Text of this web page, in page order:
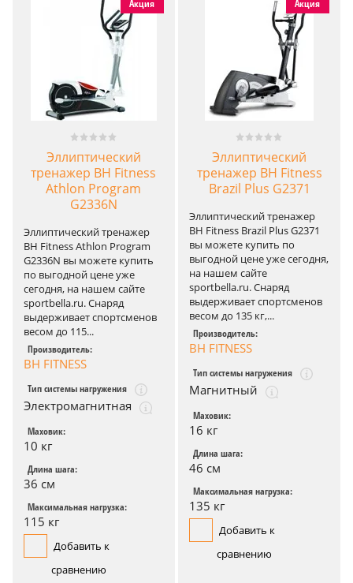
Акция
Эллиптический
тренажер BH Fitness
Athlon Program
G2336N
Эллиптический тренажер
BH Fitness Athlon Program
G2336N вы можете купить
по выгодной цене уже
сегодня, на нашем сайте
sportbella.ru. Снаряд
выдерживает спортсменов
весом до 115...
Производитель:
BH FITNESS
Тип системы нагружения
Электромагнитная
Маховик:
10 кг
Длина шага:
36 см
Максимальная нагрузка:
115 кг
Добавить к
сравнению
Акция
Эллиптический
тренажер BH Fitness
Brazil Plus G2371
Эллиптический тренажер
BH Fitness Brazil Plus G2371
вы можете купить по
выгодной цене уже сегодня,
на нашем сайте
sportbella.ru. Снаряд
выдерживает спортсменов
весом до 135 кг,...
Производитель:
BH FITNESS
Тип системы нагружения
Магнитный
Маховик:
16 кг
Длина шага:
46 см
Максимальная нагрузка:
135 кг
Добавить к
сравнению